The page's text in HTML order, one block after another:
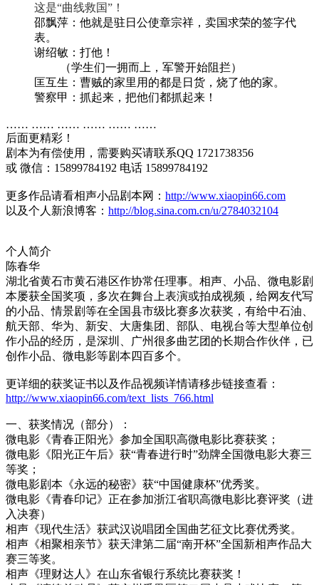
这是“曲线救国”！
邵飘萍 ：他就是驻日公使章宗祥，卖国求荣的签字代
表。
谢绍敏：打他！
（学生们一拥而上，军警开始阻拦）
匡互生：曹贼的家里用的都是日货，烧了他的家。
警察甲：抓起来，把他们都抓起来！
…… …… …… …… …… ……
后面更精彩！
剧本为有偿使用，需要购买请联系QQ 1721738356
或 微信：15899784192 电话 15899784192
更多作品请看相声小品剧本网： http://www.xiaopin66.com
以及个人新浪博客： http://blog.sina.com.cn/u/2784032104
个人简介
陈春华
湖北省黄石市黄石港区作协常任理事。相声、小品、微电影剧
本屡获全国奖项，多次在舞台上表演或拍成视频，给网友代写
的小品、情景剧等在全国县市级比赛多次获奖，有给中石油、
航天部、华为、新安、大唐集团、部队、电视台等大型单位创
作小品的经历，是深圳、广州很多曲艺团的长期合作伙伴，已
创作小品、微电影等剧本四百多个。
更详细的获奖证书以及作品视频详情请移步链接查看：
http://www.xiaopin66.com/text_lists_766.html
一、获奖情况（部分）：
微电影《青春正阳光》参加全国职高微电影比赛获奖；
微电影《阳光正午后》获“青春进行时”劲牌全国微电影大赛三
等奖；
微电影剧本《永远的秘密》获“中国健康杯”优秀奖。
微电影《青春印记》正在参加浙江省职高微电影比赛评奖（进
入决赛）
相声《现代生活》获武汉说唱团全国曲艺征文比赛优秀奖。
相声《相聚相亲节》获天津第二届“南开杯”全国新相声作品大
赛三等奖。
相声《理财达人》在山东省银行系统比赛获奖！